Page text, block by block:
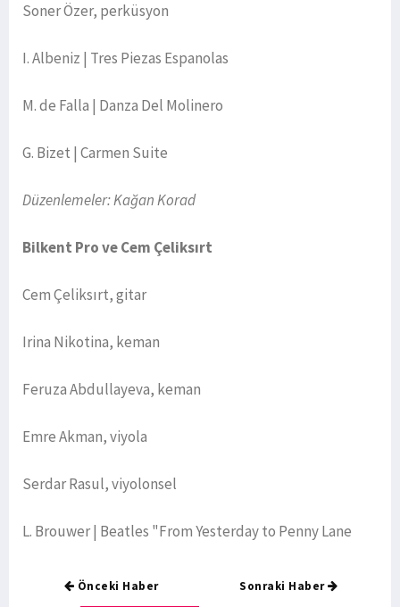
Soner Özer, perküsyon
I. Albeniz | Tres Piezas Espanolas
M. de Falla | Danza Del Molinero
G. Bizet | Carmen Suite
Düzenlemeler: Kağan Korad
Bilkent Pro ve Cem Çeliksırt
Cem Çeliksırt, gitar
Irina Nikotina, keman
Feruza Abdullayeva, keman
Emre Akman, viyola
Serdar Rasul, viyolonsel
L. Brouwer | Beatles "From Yesterday to Penny Lane
Önceki Haber Sonraki Haber